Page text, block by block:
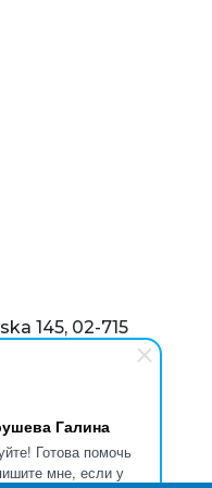
Галина
Готова помочь
мне, если у
145, 02-715